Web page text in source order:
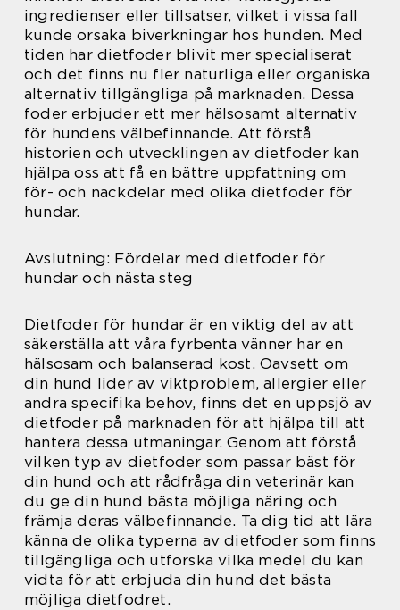
ingredienser eller tillsatser, vilket i vissa fall
kunde orsaka biverkningar hos hunden. Med
tiden har dietfoder blivit mer specialiserat
och det finns nu fler naturliga eller organiska
alternativ tillgängliga på marknaden. Dessa
foder erbjuder ett mer hälsosamt alternativ
för hundens välbefinnande. Att förstå
historien och utvecklingen av dietfoder kan
hjälpa oss att få en bättre uppfattning om
för- och nackdelar med olika dietfoder för
hundar.
Avslutning: Fördelar med dietfoder för
hundar och nästa steg
Dietfoder för hundar är en viktig del av att
säkerställa att våra fyrbenta vänner har en
hälsosam och balanserad kost. Oavsett om
din hund lider av viktproblem, allergier eller
andra specifika behov, finns det en uppsjö av
dietfoder på marknaden för att hjälpa till att
hantera dessa utmaningar. Genom att förstå
vilken typ av dietfoder som passar bäst för
din hund och att rådfråga din veterinär kan
du ge din hund bästa möjliga näring och
främja deras välbefinnande. Ta dig tid att lära
känna de olika typerna av dietfoder som finns
tillgängliga och utforska vilka medel du kan
vidta för att erbjuda din hund det bästa
möjliga dietfodret.